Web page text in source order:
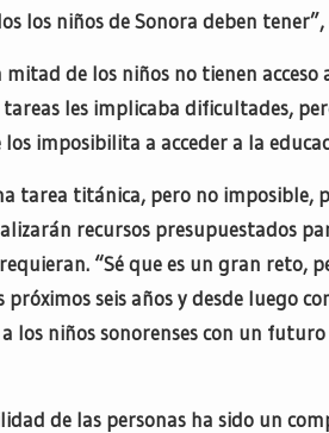
los niños de Sonora deben
mitad de los niños no tienen
les implicaba dificultades,
imposibilita a acceder a la
tarea titánica, pero no imposible,
recursos presupuestados
“Sé que es un gran reto,
seis años y desde luego
los niños sonorenses con un
de las personas ha sido un